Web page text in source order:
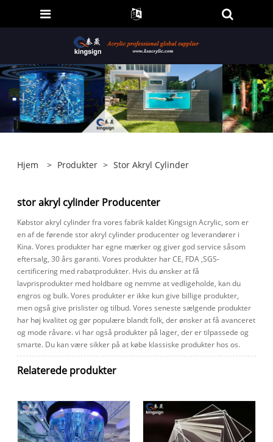
Hjem > Produkter > Stor Akryl Cylinder
stor akryl cylinder Producenter
Købstor akryl cylinder fra vores fabrik kaldet Kingsign Acrylic, som er
en af ​​de førende stor akryl cylinder producenter og leverandører i
Kina. Vores produkter har egne mærker og giver god service såsom
eftersalg, 30 års garanti. Vores produkter har CE, FDA ,SGS-
certificering med rabatprodukter. Hvis du ønsker at få
lavprisprodukter med holdbare og nemme at vedligeholde, kan du
engros og bulk. Vores produkter er ikke kun give billige produkter,
men også give prislister og tilbud. Vores seneste sælgende produkter
har høj kvalitet og gør populære blandt folk, der ønsker at få avanceret
og mode råvare. vi har også produkter på lager, der er tilpassede og
smarte. Du kan være sikker på at købe klassiske produkter hos os.
Relaterede produkter